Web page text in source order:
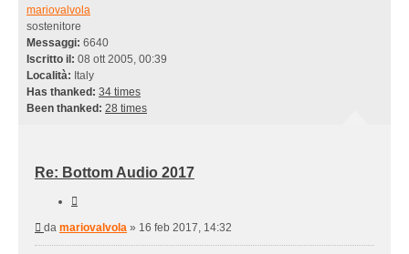
mariovalvola
sostenitore
Messaggi: 6640
Iscritto il: 08 ott 2005, 00:39
Località: Italy
Has thanked: 34 times
Been thanked: 28 times
Re: Bottom Audio 2017
Messaggio
da mariovalvola » 16 feb 2017, 14:32